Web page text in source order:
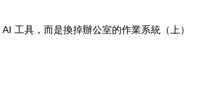
工具，而是換掉辦公室的作業系統（上）